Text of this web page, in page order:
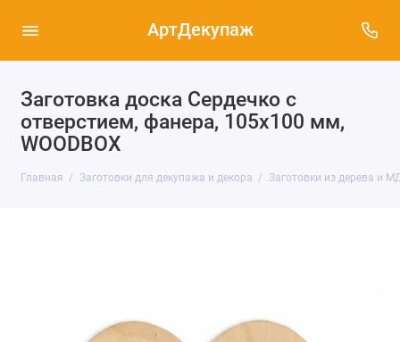
АртДекупаж
Заготовка доска Сердечко с
отверстием, фанера, 105х100 мм,
WOODBOX
Главная Заготовки для декупажа и декора Заготовки из дерева и